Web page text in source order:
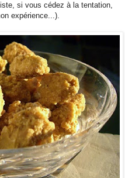
si vous cédez à la tentation,
expérience...).